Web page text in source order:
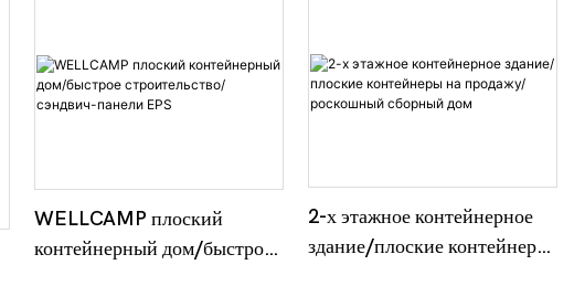
WELLCAMP плоский
контейнерный дом/быстрое
2-х этажное контейнерное
здание/плоские контейнеры